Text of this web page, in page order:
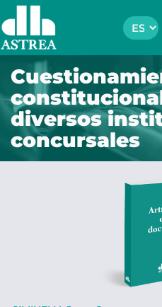
diversos
concursales